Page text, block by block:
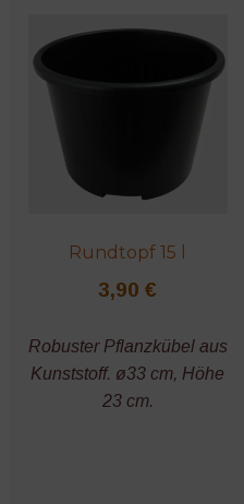
mehrere
Varianten
auf.
Optionen
können
Produktseite
Rundtopf 15 l
3,90€
Robuster Pflanzkübel aus
Kunststoff. ø33 cm, Höhe
23 cm.